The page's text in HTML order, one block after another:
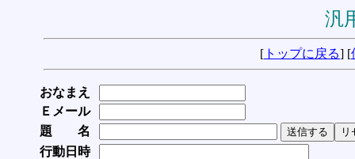
汎
[ トップに戻る] [
おなまえ
Ｅメール
題 名
行動日時